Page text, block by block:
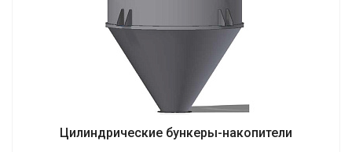
Цилиндрические бункеры-накопители